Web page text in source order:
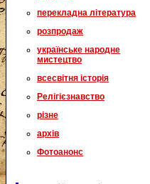
перекладна література
розпродаж
українське народне
мистецтво
всесвітня історія
Релігієзнавство
різне
архів
Фотоанонс